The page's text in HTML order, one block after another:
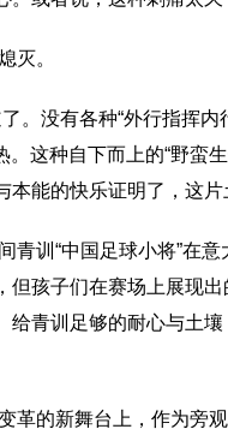
灭。
。没有各种“外行指挥内
。这种自下而上的“野蛮
能的快乐证明了，这片
训“中国足球小将”在
孩子们在赛场上展现
青训足够的耐心与土
革的新舞台上，作为旁